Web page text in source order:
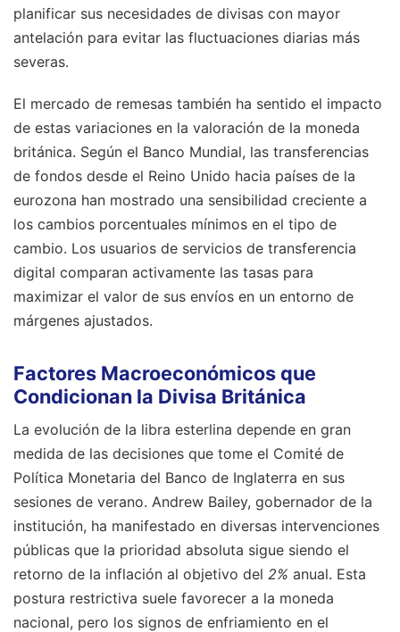
planificar sus necesidades de divisas con mayor
antelación para evitar las fluctuaciones diarias más
severas.
El mercado de remesas también ha sentido el impacto
de estas variaciones en la valoración de la moneda
británica. Según el Banco Mundial, las transferencias
de fondos desde el Reino Unido hacia países de la
eurozona han mostrado una sensibilidad creciente a
los cambios porcentuales mínimos en el tipo de
cambio. Los usuarios de servicios de transferencia
digital comparan activamente las tasas para
maximizar el valor de sus envíos en un entorno de
márgenes ajustados.
Factores Macroeconómicos que
Condicionan la Divisa Británica
La evolución de la libra esterlina depende en gran
medida de las decisiones que tome el Comité de
Política Monetaria del Banco de Inglaterra en sus
sesiones de verano. Andrew Bailey, gobernador de la
institución, ha manifestado en diversas intervenciones
públicas que la prioridad absoluta sigue siendo el
retorno de la inflación al objetivo del 2% anual. Esta
postura restrictiva suele favorecer a la moneda
nacional, pero los signos de enfriamiento en el